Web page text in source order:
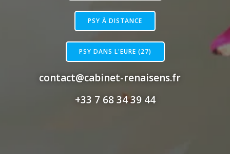
PSY À DISTANCE
PSY DANS L'EURE (27)
contact@cabinet-renaisens.fr
+33 7 68 34 39 44